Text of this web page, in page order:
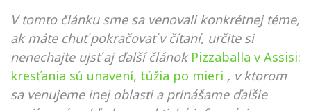
V tomto článku sme sa venovali konkrétnej téme,
ak máte chuť pokračovať v čítaní, určite si
nenechajte ujsť aj ďalší článok Pizzaballa v Assisi:
kresťania sú unavení, túžia po mieri , v ktorom
sa venujeme inej oblasti a prinášame ďalšie